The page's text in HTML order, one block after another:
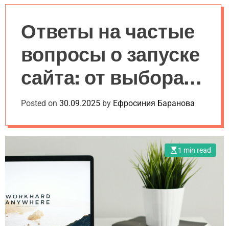
o
o
r
m
o
e
Ответы на частые
вопросы о запуске
сайта: от выбора
платформы до
публикации
Posted on 30.09.2025 by Ефросиния Баранова
1 min read